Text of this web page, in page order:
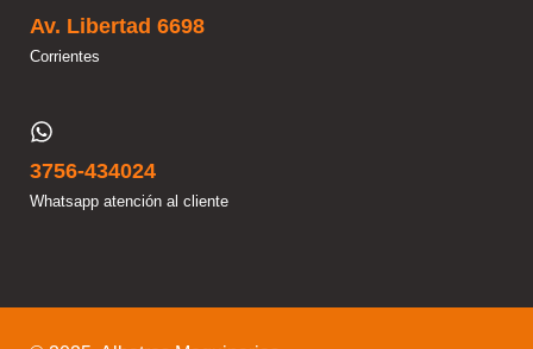
Av. Libertad 6698
Corrientes
3756-434024
Whatsapp atención al cliente